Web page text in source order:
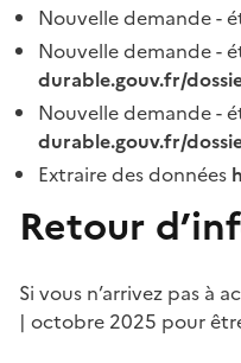
Nouvelle demande -
Nouvelle demande -
durable.gouv.fr/
Nouvelle demande -
durable.gouv.fr/
Extraire des données
Retour
Si vous n’arrivez pas à
| octobre 2025 pour